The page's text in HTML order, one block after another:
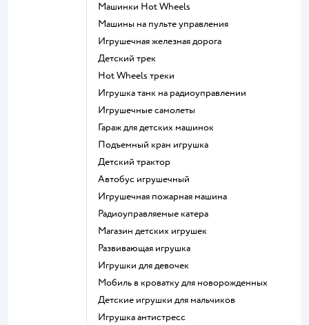
Машинки Hot Wheels
Машины на пульте управления
Игрушечная железная дорога
Детский трек
Hot Wheels треки
Игрушка танк на радиоуправлении
Игрушечные самолеты
Гараж для детских машинок
Подъемный кран игрушка
Детский трактор
Автобус игрушечный
Игрушечная пожарная машина
Радиоуправляемые катера
Магазин детских игрушек
Развивающая игрушка
Игрушки для девочек
Мобиль в кроватку для новорожденных
Детские игрушки для мальчиков
Игрушка антистресс